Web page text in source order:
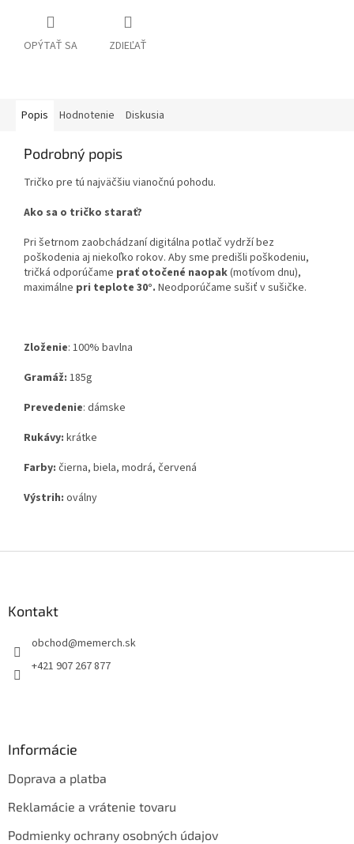
OPÝTAŤ SA ZDIEĽAŤ
Popis Hodnotenie Diskusia
Podrobný popis
Tričko pre tú najväčšiu vianočnú pohodu.
Ako sa o tričko starať?
Pri šetrnom zaobchádzaní digitálna potlač vydrží bez
poškodenia aj niekoľko rokov. Aby sme predišli poškodeniu,
tričká odporúčame prať otočené naopak(motívom dnu),
maximálne pri teplote 30°. Neodporúčame sušiť v sušičke.
Zloženie: 100% bavlna
Gramáž: 185g
Prevedenie: dámske
Rukávy: krátke
Farby: čierna, biela, modrá, červená
Výstrih: oválny
Kontakt
obchod@memerch.sk
+421 907 267 877
Informácie
Doprava a platba
Reklamácie a vrátenie tovaru
Podmienky ochrany osobných údajov